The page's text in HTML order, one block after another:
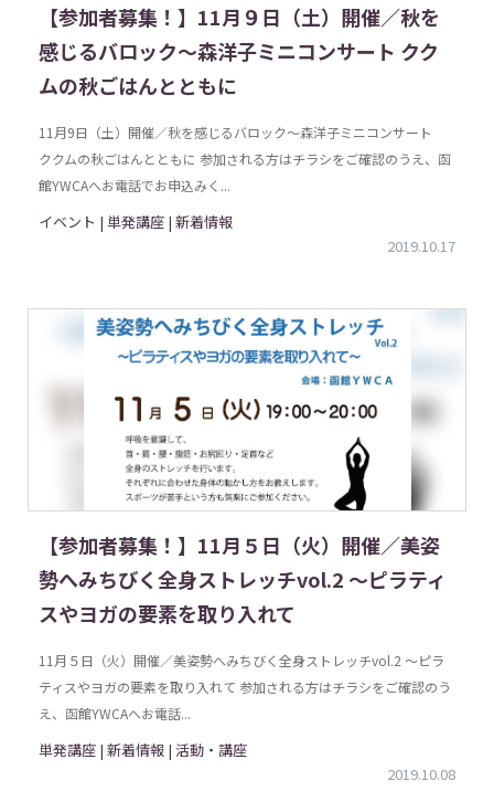
【参加者募集！】11月９日（土）開催／秋を
感じるバロック～森洋子ミニコンサート クク
ムの秋ごはんとともに
11月9日（土）開催／秋を感じるバロック～森洋子ミニコンサート
ククムの秋ごはんとともに 参加される方はチラシをご確認のうえ、函
館YWCAへお電話でお申込みく...
イベント | 単発講座 | 新着情報
2019.10.17
【参加者募集！】11月５日（火）開催／美姿
勢へみちびく全身ストレッチvol.2 〜ピラティ
スやヨガの要素を取り入れて
11月５日（火）開催／美姿勢へみちびく全身ストレッチvol.2 〜ピラ
ティスやヨガの要素を取り入れて 参加される方はチラシをご確認のう
え、函館YWCAへお電話...
単発講座 | 新着情報 | 活動・講座
2019.10.08